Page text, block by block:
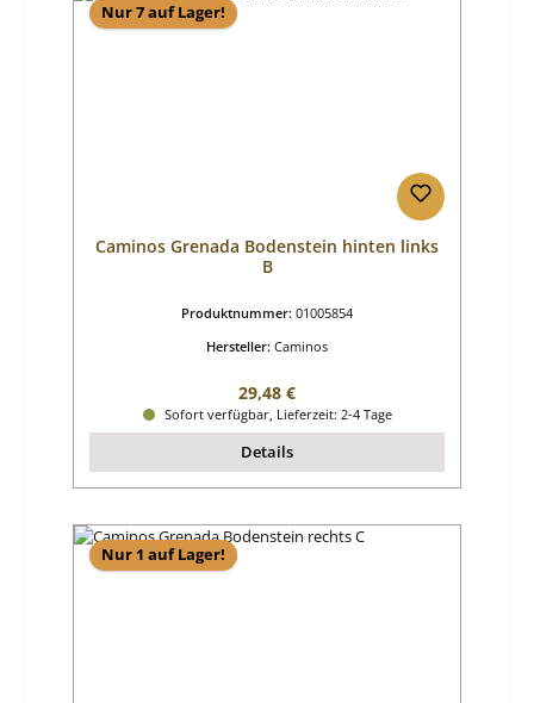
Nur 7 auf Lager!
Caminos Grenada Bodenstein hinten links
B
Produktnummer: 01005854
Hersteller: Caminos
Regulärer Preis:
29,48 €
Sofort verfügbar, Lieferzeit: 2-4 Tage
Details
Nur 1 auf Lager!